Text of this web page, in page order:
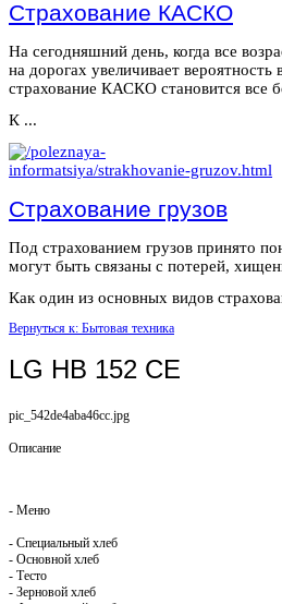
Страхование КАСКО
На сегодняшний день, когда все
на дорогах увеличивает вероятность
страхование КАСКО становится все
К ...
Страхование грузов
Под страхованием грузов принято
могут быть связаны с потерей,
Как один из основных видов
Вернуться к: Бытовая техника
LG HB 152 CE
pic_542de4aba46cc.jpg
Описание
- Меню
- Специальный хлеб
- Основной хлеб
- Тесто
- Зерновой хлеб